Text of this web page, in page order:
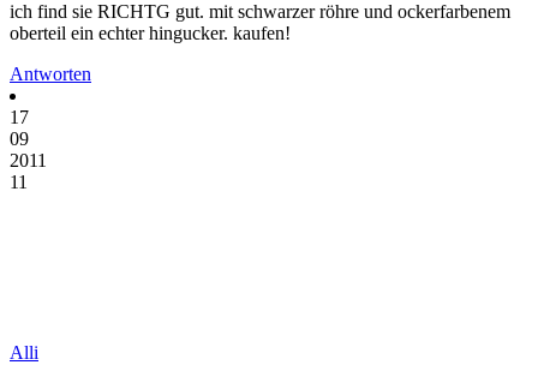
ich find sie RICHTG gut. mit schwarzer röhre und ockerfarbenem
oberteil ein echter hingucker. kaufen!
Antworten
17
09
2011
11
Alli